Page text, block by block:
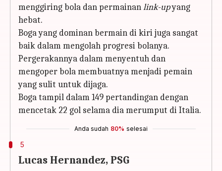
menggiring bola dan permainanlink-upyang
hebat.
Boga yang dominan bermain di kiri juga sangat
baik dalam mengolah progresi bolanya.
Pergerakannya dalam menyentuh dan
mengoper bola membuatnya menjadi pemain
yang sulit untuk dijaga.
Boga tampil dalam 149 pertandingan dengan
mencetak 22 gol selama dia merumput di Italia.
Anda sudah 80% selesai
5
Lucas Hernandez, PSG